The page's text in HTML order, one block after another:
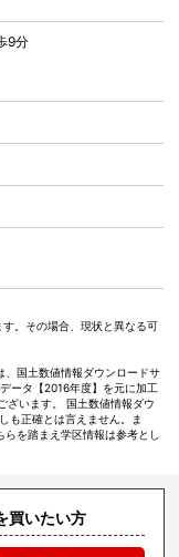
9分
。その場合、現状と異なる可
国土数値情報ダウンロードサ
ータ【2016年度】を元に加工
ざいます。 国土数値情報ダウ
も正確とは言えません。ま
を踏まえ学区情報は参考とし
買いたい方